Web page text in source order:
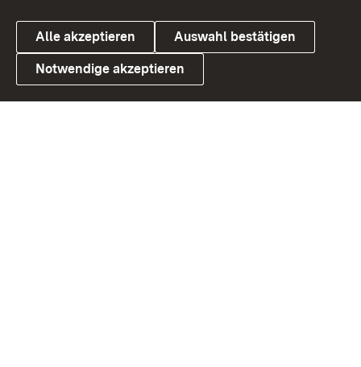
Link zum Landesportal
Alle akzeptieren Auswahl bestätigen
Notwendige akzeptieren